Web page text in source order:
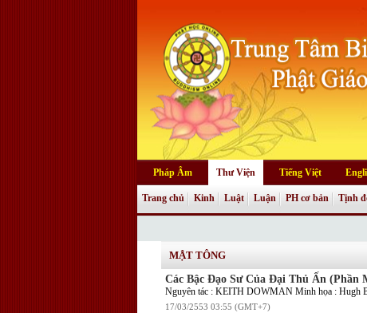
Pháp Âm Thư Viện Tiếng Việt
Trang chủ Kinh Luật Luận PH cơ bản Tịnh
MẬT TÔNG
Các Bậc Đạo Sư Của Đại Thủ Ấn (Phần
Nguyên tác : KEITH DOWMAN Minh họa : Hugh
17/03/2553 03:55 (GMT+7)